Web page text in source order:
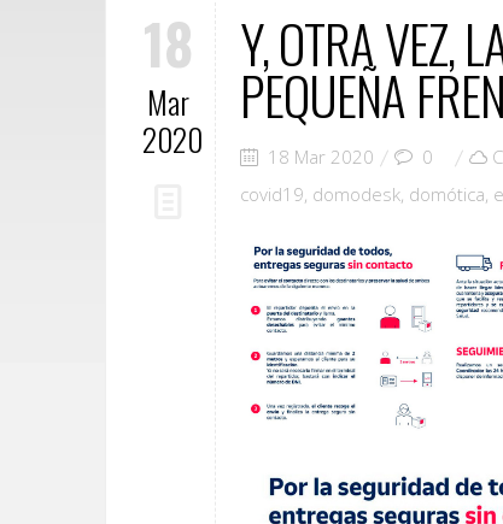
18
Mar
2020
Y, OTRA VEZ,
PEQUEÑA
18 Mar 2020 0
covid19, domodesk, domótica,